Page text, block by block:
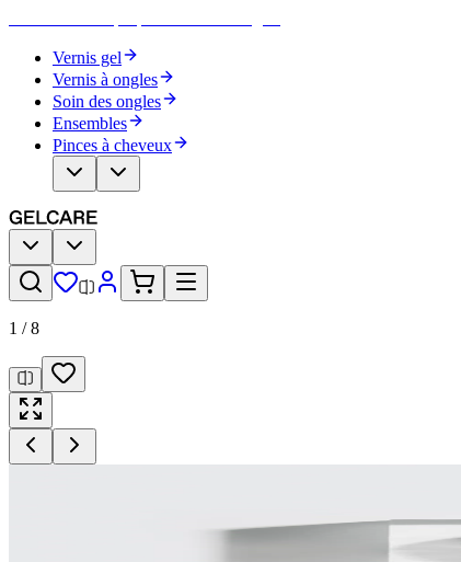
Vernis gel
Vernis à ongles
Soin des ongles
Ensembles
Pinces à cheveux
1 /8